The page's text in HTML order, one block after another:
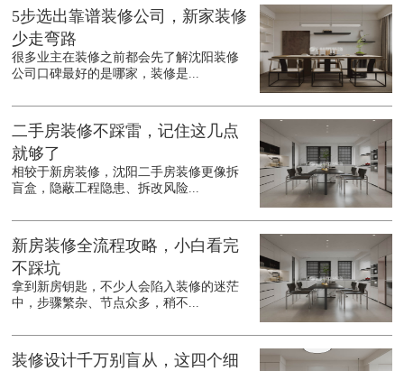
5步选出靠谱装修公司，新家装修
少走弯路
很多业主在装修之前都会先了解沈阳装修
公司口碑最好的是哪家，装修是...
二手房装修不踩雷，记住这几点
就够了
相较于新房装修，沈阳二手房装修更像拆
盲盒，隐蔽工程隐患、拆改风险...
新房装修全流程攻略，小白看完
不踩坑
拿到新房钥匙，不少人会陷入装修的迷茫
中，步骤繁杂、节点众多，稍不...
装修设计千万别盲从，这四个细